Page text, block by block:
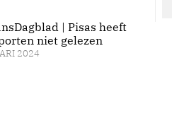
| Pisas heeft
niet gelezen
2024